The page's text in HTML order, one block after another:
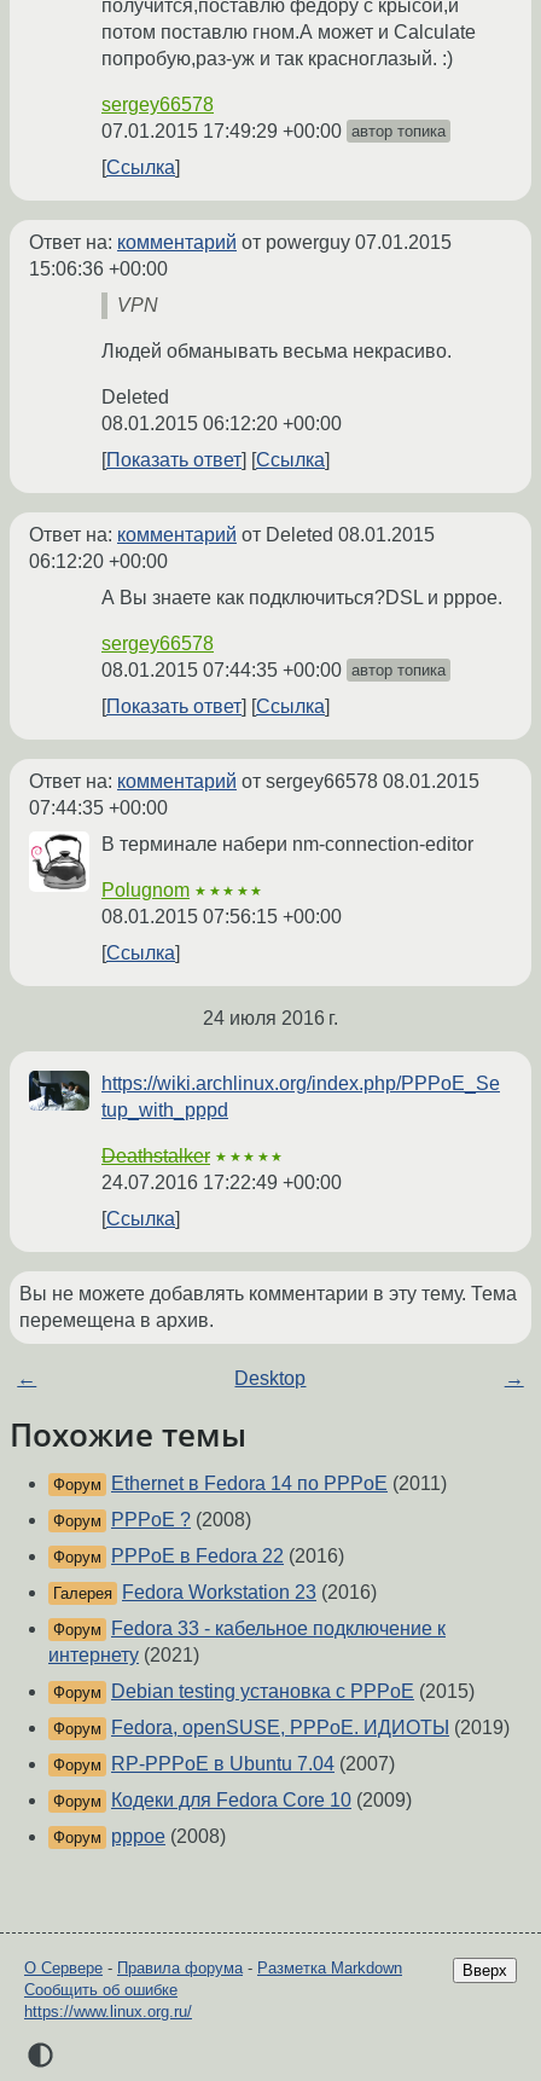
получится,поставлю федору с крысой,и
потом поставлю гном.А может и Calculate
попробую,раз-уж и так красноглазый. :)
sergey66578
07.01.2015 17:49:29 +00:00 автор топика
Ссылка
Ответ на: комментарий от powerguy 07.01.2015
15:06:36 +00:00
VPN
Людей обманывать весьма некрасиво.
Deleted
08.01.2015 06:12:20 +00:00
Показать ответ
Ссылка
Ответ на: комментарий от Deleted 08.01.2015
06:12:20 +00:00
А Вы знаете как подключиться?DSL и pppoe.
sergey66578
08.01.2015 07:44:35 +00:00 автор топика
Показать ответ Ссылка
Ответ на: комментарий от sergey66578 08.01.2015
07:44:35 +00:00
В терминале набери nm-connection-editor
Polugnom ★★★★★
08.01.2015 07:56:15 +00:00
Ссылка
24 июля 2016 г.
https://wiki.archlinux.org/index.php/PPPoE_Se
tup_with_pppd
Deathstalker ★★★★★
24.07.2016 17:22:49 +00:00
Ссылка
Вы не можете добавлять комментарии в эту тему. Тема
перемещена в архив.
← Desktop →
Похожие темы
Форум Ethernet в Fedora 14 по PPPoE (2011)
Форум PPPoE ? (2008)
Форум PPPoE в Fedora 22 (2016)
Галерея Fedora Workstation 23 (2016)
Форум
Fedora 33 - кабельное подключение к
интернету (2021)
Форум Debian testing установка с PPPoE (2015)
Форум Fedora, openSUSE, PPPoE. ИДИОТЫ (2019)
Форум RP-PPPoE в Ubuntu 7.04 (2007)
Форум Кодеки для Fedora Core 10 (2009)
Форум pppoe (2008)
Вверх
О Сервере - Правила форума - Разметка Markdown
Сообщить об ошибке
https://www.linux.org.ru/